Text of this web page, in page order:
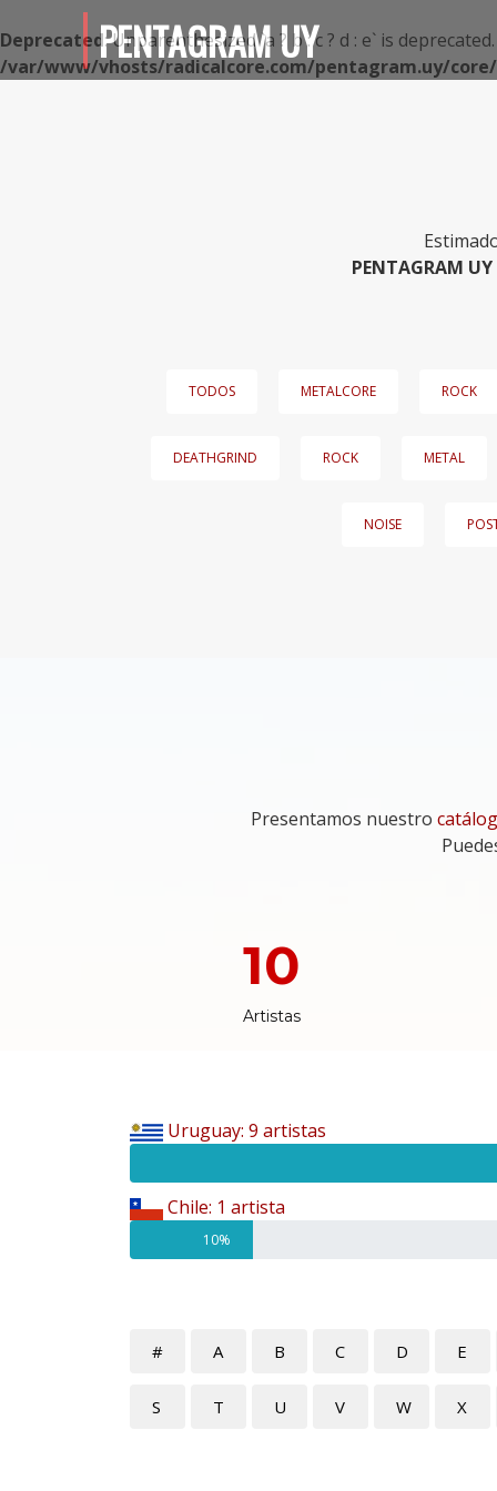
Deprecated: Unparenthesized `a ? b : c ? d : e` is
/var/www/vhosts/radicalcore.com/pentagram.uy/
PENTAGRAM UY
PENTAGRAM UY
TODOS METALCORE ROCK
DEATHGRIND ROCK METAL
NOISE
Presentamos nuestro
10
Artistas
Uruguay: 9 artistas
Chile: 1 artista
10%
# A B C D E
S T U V W X